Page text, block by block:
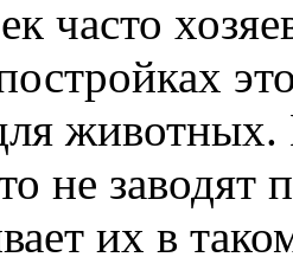
часто
животных.
не заводят
их в